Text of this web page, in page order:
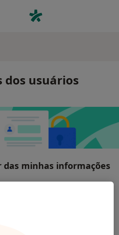
dos usuários
minhas informações
é Doctoralia Internet
Josep Pla 2 - Building B2,